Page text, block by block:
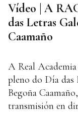
Vídeo | A
das Letras
Caamaño
A Real
pleno do Día das
Begoña
transmisión en